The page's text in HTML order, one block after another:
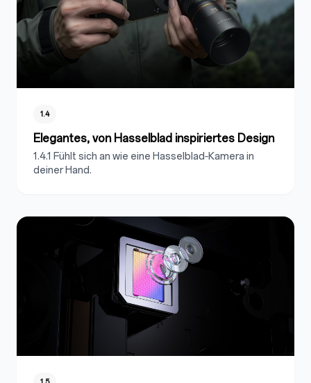
1.4
Elegantes, von Hasselblad inspiriertes Design
1.4.1 Fühlt sich an wie eine Hasselblad‑Kamera in
deiner Hand.